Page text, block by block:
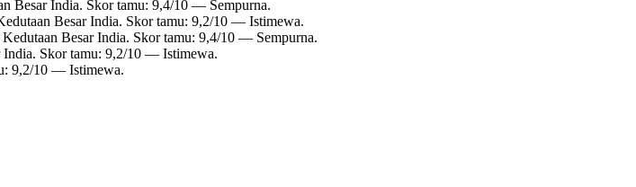
Besar India. Skor tamu: 9,4/10 — Sempurna.
Besar India. Skor tamu: 9,2/10 — Istimewa.
Besar India. Skor tamu: 9,4/10 — Sempurna.
Skor tamu: 9,2/10 — Istimewa.
9,2/10 — Istimewa.